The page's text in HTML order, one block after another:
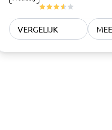
VERGELIJK